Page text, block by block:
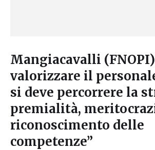
Mangiacavalli
valorizzare il
si deve percorrere la
premialità,
riconoscimento delle
competenze”